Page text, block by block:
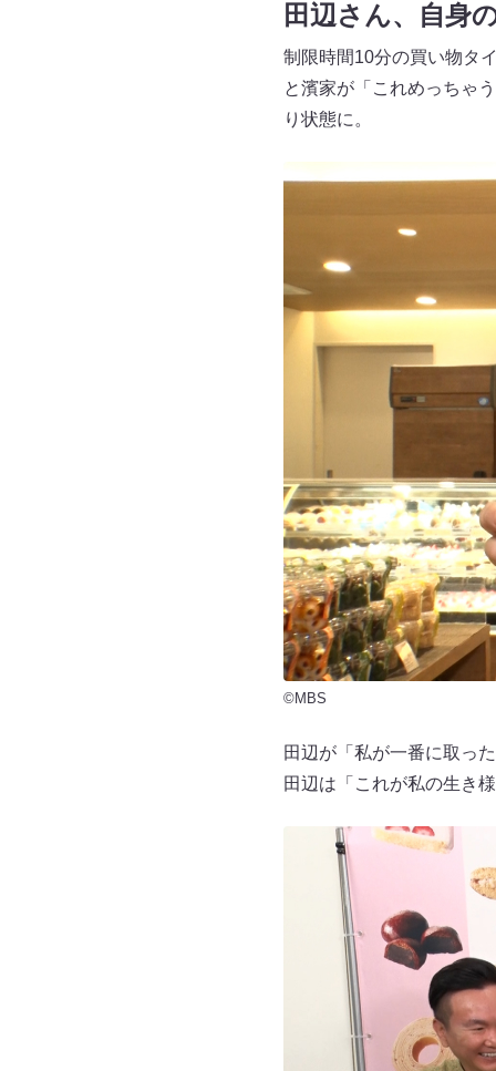
田辺さん、自身
制限時間10分の買い物タ
と濱家が「これめっちゃ
り状態に。
©MBS
田辺が「私が一番に取っ
田辺は「これが私の生き